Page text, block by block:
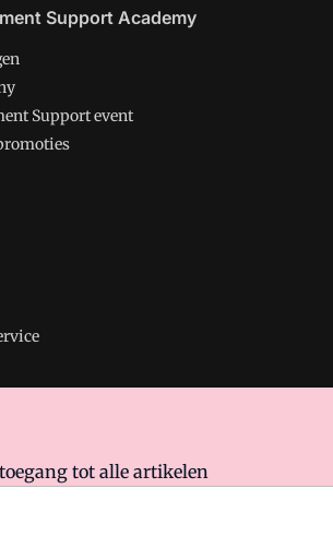
Support Academy
Support event
Support is onderdeel van VMN media.
tot alle artikelen